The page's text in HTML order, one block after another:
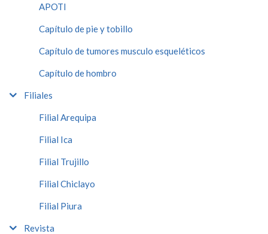
APOTI
Capítulo de pie y tobillo
Capítulo de tumores musculo esqueléticos
Capítulo de hombro
Filiales
Filial Arequipa
Filial Ica
Filial Trujillo
Filial Chiclayo
Filial Piura
Revista